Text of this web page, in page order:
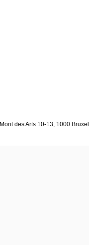
Mont des Arts 10-13, 1000